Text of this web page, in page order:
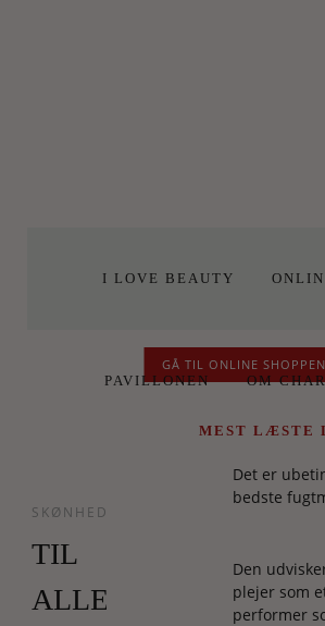
I LOVE BEAUTY
PAVILLONEN OM
GÅ TIL ONLINE SHOPPEN
SKØNHED
TIL
ALLE
MEST LÆSTE
Det er
bedste
Den
plejer som
performer